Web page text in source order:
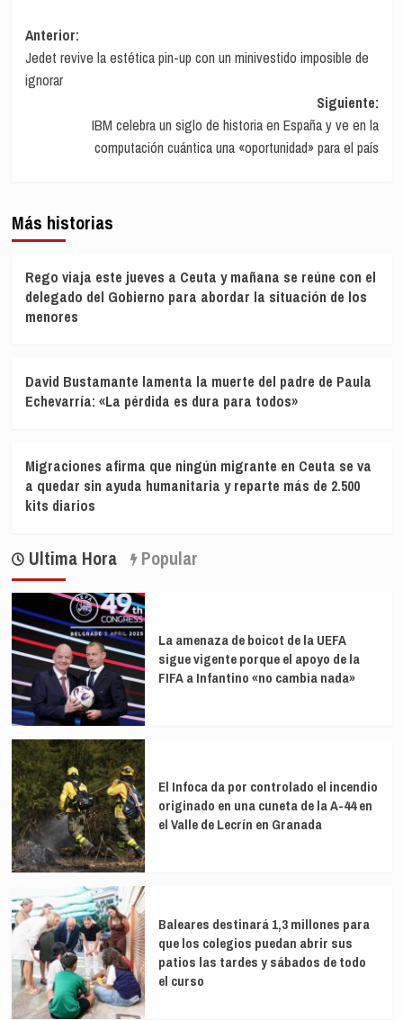
Navegación
de
entradas
Anterior:
Jedet revive la estética pin-up con un minivestido imposible de
ignorar
Siguiente:
IBM celebra un siglo de historia en España y ve en la
computación cuántica una «oportunidad» para el país
Más historias
Rego viaja este jueves a Ceuta y mañana se reúne con el
delegado del Gobierno para abordar la situación de los
menores
David Bustamante lamenta la muerte del padre de Paula
Echevarría: «La pérdida es dura para todos»
Migraciones afirma que ningún migrante en Ceuta se va
a quedar sin ayuda humanitaria y reparte más de 2.500
kits diarios
Ultima Hora Popular
La amenaza de boicot de la UEFA
sigue vigente porque el apoyo de la
FIFA a Infantino «no cambia nada»
El Infoca da por controlado el incendio
originado en una cuneta de la A-44 en
el Valle de Lecrín en Granada
Baleares destinará 1,3 millones para
que los colegios puedan abrir sus
patios las tardes y sábados de todo
el curso